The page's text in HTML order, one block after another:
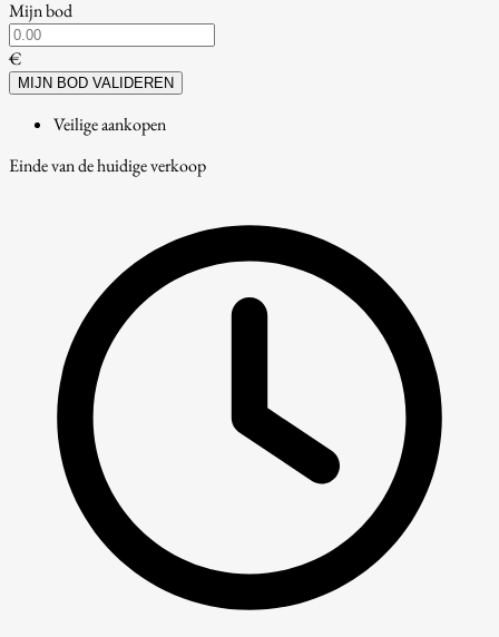
Mijn bod
€
MIJN BOD VALIDEREN
Veilige aankopen
Einde van de huidige verkoop